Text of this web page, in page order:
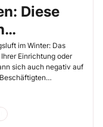
Diese
im Winter: Das
Einrichtung oder
sich auch negativ auf